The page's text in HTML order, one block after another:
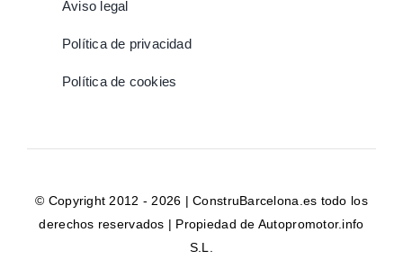
Aviso legal
Política de privacidad
Política de cookies
© Copyright 2012 - 2026 | ConstruBarcelona.es todo los
derechos reservados | Propiedad de Autopromotor.info
S.L.